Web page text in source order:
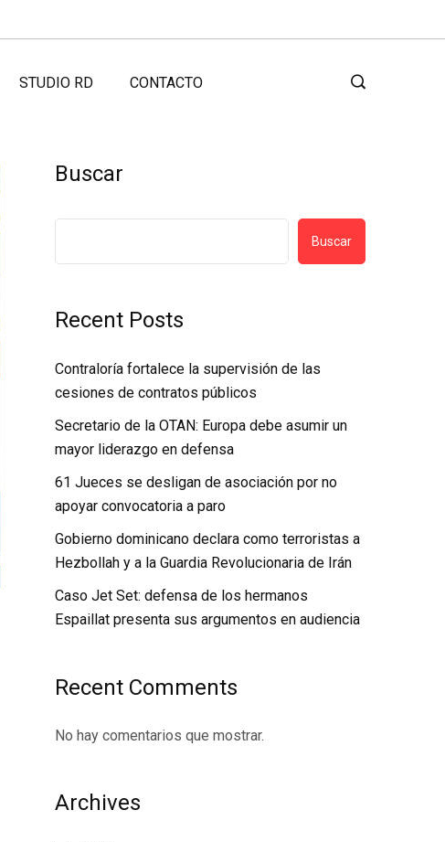
STUDIO RD CONTACTO
Buscar
Buscar
Recent Posts
Contraloría fortalece la supervisión de las
cesiones de contratos públicos
Secretario de la OTAN: Europa debe asumir un
mayor liderazgo en defensa
61 Jueces se desligan de asociación por no
apoyar convocatoria a paro
Gobierno dominicano declara como terroristas a
Hezbollah y a la Guardia Revolucionaria de Irán
Caso Jet Set: defensa de los hermanos
Espaillat presenta sus argumentos en audiencia
Recent Comments
No hay comentarios que mostrar.
Archives